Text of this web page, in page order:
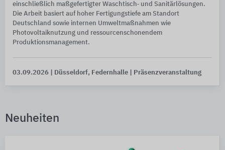
einschließlich maßgefertigter Waschtisch‑ und Sanitärlösungen.
Die Arbeit basiert auf hoher Fertigungstiefe am Standort
Deutschland sowie internen Umweltmaßnahmen wie
Photovoltaiknutzung und ressourcenschonendem
Produktionsmanagement.
03.09.2026 | Düsseldorf, Federnhalle | Präsenzveranstaltung
Neuheiten